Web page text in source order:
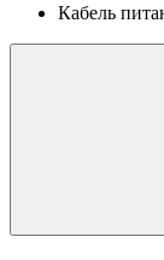
Кабель